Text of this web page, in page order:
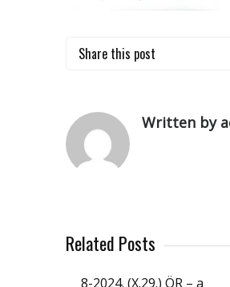
Share this post
Written by
Related Posts
8-2024. (X.29.) ÖR – a